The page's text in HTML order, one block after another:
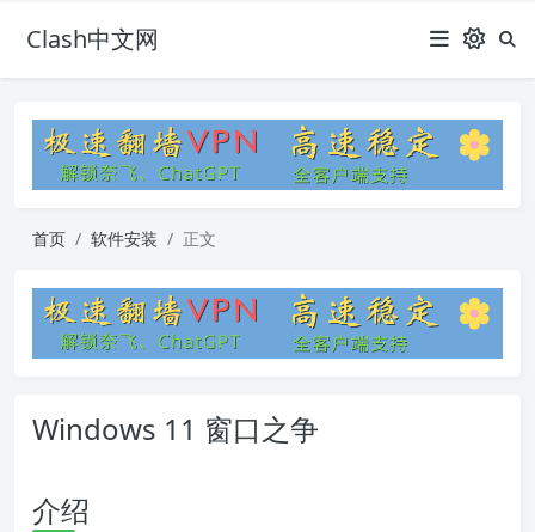
Clash中文网
首页 软件安装 正文
Windows 11 窗口之争
介绍